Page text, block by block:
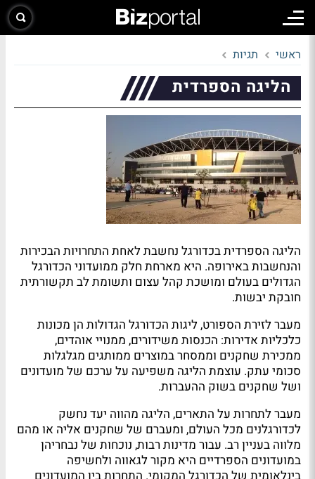
ראשי תגיות
הליגה הספרדית
הליגה הספרדית בכדורגל נחשבת לאחת התחרויות הבכירות
והנחשבות באירופה. היא מארחת חלק ממועדוני הכדורגל
הגדולים בעולם ומושכת קהל עצום ותשומת לב תקשורתית
חובקת יבשות.
מעבר לזירת הספורט, ליגות הכדורגל הגדולות הן מכונות
כלכליות אדירות: הכנסות משידורים, ממנויי אוהדים,
ממכירת שחקנים וממסחר במוצרים ממותגים מגלגלות
סכומי עתק. עוצמת הליגה משפיעה על ערכם של מועדונים
ושל שחקנים בשוק ההעברות.
מעבר לתחרות על התארים, הליגה מהווה יעד נחשק
לכדורגלנים מכל העולם, ומעברם של שחקנים אליה או מהם
מלווה בעניין רב. עבור מדינות רבות, נוכחות של נבחריהן
במועדונים הספרדיים היא מקור לגאווה ולחשיפה